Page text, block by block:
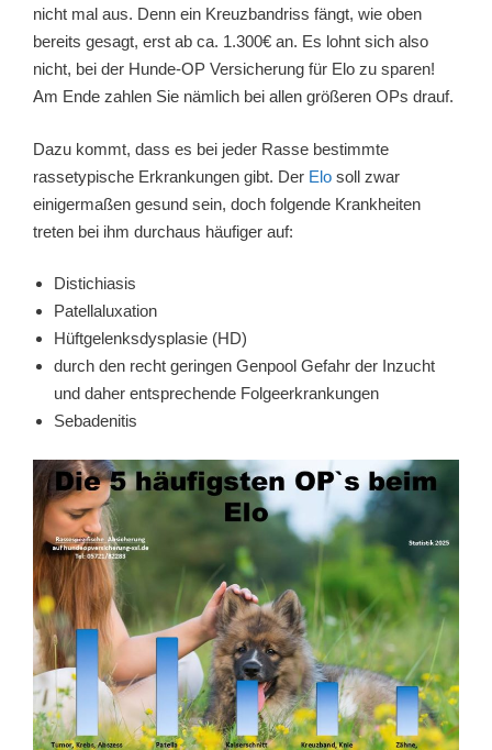
nicht mal aus. Denn ein Kreuzbandriss fängt, wie oben
bereits gesagt, erst ab ca. 1.300€ an. Es lohnt sich also
nicht, bei der Hunde-OP Versicherung für Elo zu sparen!
Am Ende zahlen Sie nämlich bei allen größeren OPs drauf.
Dazu kommt, dass es bei jeder Rasse bestimmte
rassetypische Erkrankungen gibt. Der Elo soll zwar
einigermaßen gesund sein, doch folgende Krankheiten
treten bei ihm durchaus häufiger auf:
Distichiasis
Patellaluxation
Hüftgelenksdysplasie (HD)
durch den recht geringen Genpool Gefahr der Inzucht
und daher entsprechende Folgeerkrankungen
Sebadenitis